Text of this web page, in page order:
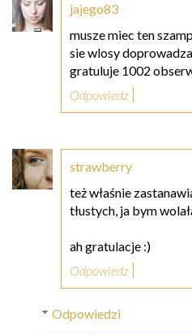
jajego83
musze miec ten
sie wlosy
gratuluje 1002
Odpowiedz
strawberry
też właśnie
tłustych, ja bym
ah gratulacje :)
Odpowiedz
Odpowiedzi